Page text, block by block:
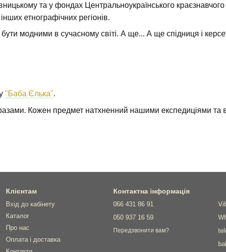
та у фондах Центральноукраїнського
етнографічних регіонів.
модними в сучасному світі. А ще... А ще спідниця і
"Баба Єлька".
Кожен предмет натхненний нашими експедиціями та
Клієнтам
Вхід до кабінету
Каталог
Про нас
Оплата і доставка
Контактна інформація
066 431 86 91
050 937 16 59
Передзвонити вам?